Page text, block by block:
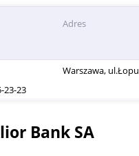
Adres
Warszawa,
23-23
Bank SA